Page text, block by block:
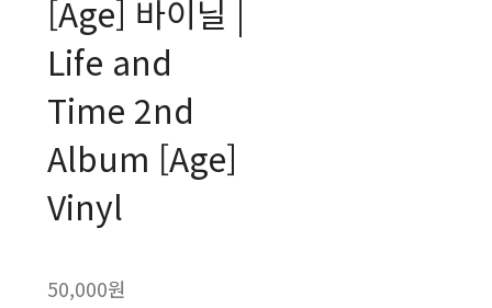
[Age] 바이닐 |
Life and
Time 2nd
Album [Age]
Vinyl
50,000원